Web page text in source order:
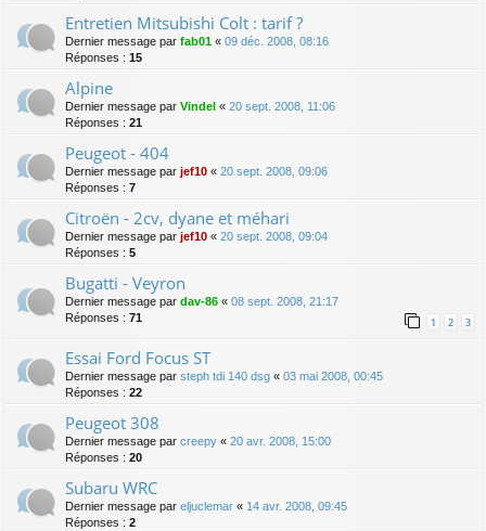
Entretien Mitsubishi Colt : tarif ?
Dernier message par fab01 « 09 déc. 2008, 08:16
Réponses : 15
Alpine
Dernier message par Vindel « 20 sept. 2008, 11:06
Réponses : 21
Peugeot - 404
Dernier message par jef10 « 20 sept. 2008, 09:06
Réponses : 7
Citroën - 2cv, dyane et méhari
Dernier message par jef10 « 20 sept. 2008, 09:04
Réponses : 5
Bugatti - Veyron
Dernier message par dav-86 « 08 sept. 2008, 21:17
Réponses : 71 1 2 3
Essai Ford Focus ST
Dernier message par steph tdi 140 dsg « 03 mai 2008, 00:45
Réponses : 22
Peugeot 308
Dernier message par creepy « 20 avr. 2008, 15:00
Réponses : 20
Subaru WRC
Dernier message par eljuclemar « 14 avr. 2008, 09:45
Réponses : 2